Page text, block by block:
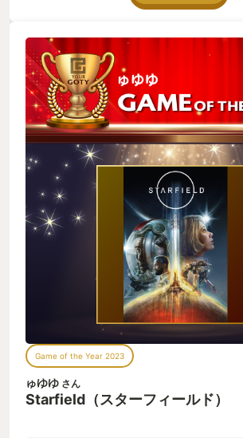
Game of the Year 2023
ゅゆゆ さん
Starfield（スターフィールド）